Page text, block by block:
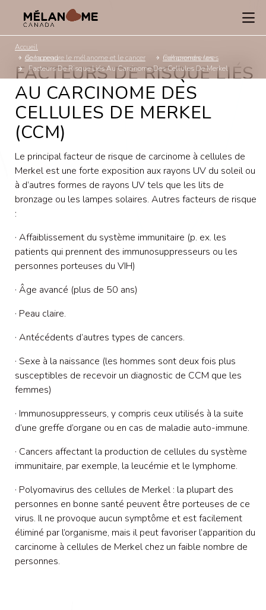
Accueil
Comprendre les mélanomes rares
Comprendre le mélanome et le cancer de la peau
Facteurs De Risque Liés Au Carcinome Des Cellules De Merkel
FACTEURS DE RISQUE LIÉS
AU CARCINOME DES
CELLULES DE MERKEL
(CCM)
Le principal facteur de risque de carcinome à cellules de
Merkel est une forte exposition aux rayons UV du soleil ou
à d’autres formes de rayons UV tels que les lits de
bronzage ou les lampes solaires. Autres facteurs de risque
:
· Affaiblissement du système immunitaire (p. ex. les
patients qui prennent des immunosuppresseurs ou les
personnes porteuses du VIH)
· Âge avancé (plus de 50 ans)
· Peau claire.
· Antécédents d’autres types de cancers.
· Sexe à la naissance (les hommes sont deux fois plus
susceptibles de recevoir un diagnostic de CCM que les
femmes)
· Immunosuppresseurs, y compris ceux utilisés à la suite
d’une greffe d’organe ou en cas de maladie auto-immune.
· Cancers affectant la production de cellules du système
immunitaire, par exemple, la leucémie et le lymphome.
· Polyomavirus des cellules de Merkel : la plupart des
personnes en bonne santé peuvent être porteuses de ce
virus. Il ne provoque aucun symptôme et est facilement
éliminé par l’organisme, mais il peut favoriser l’apparition du
carcinome à cellules de Merkel chez un faible nombre de
personnes.